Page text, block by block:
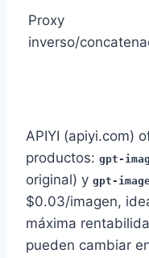
Proxy
inverso/
APIYI (apiyi.com)
productos: gpt-
original) y gpt-
$0.03/imagen,
máxima
pueden cambiar